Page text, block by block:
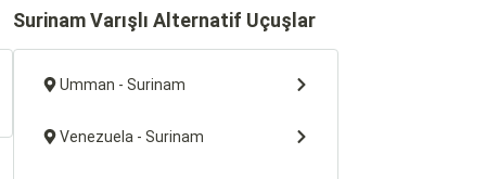
Surinam Varışlı Alternatif Uçuşlar
Umman - Surinam
Venezuela - Surinam